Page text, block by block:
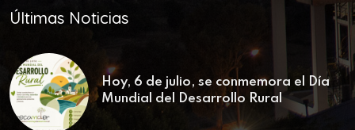
Últimas Noticias
Hoy, 6 de julio, se conmemora el Día
Mundial del Desarrollo Rural